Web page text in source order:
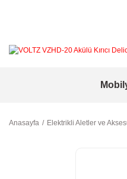
Anasayfa Elektrikli Aletler ve